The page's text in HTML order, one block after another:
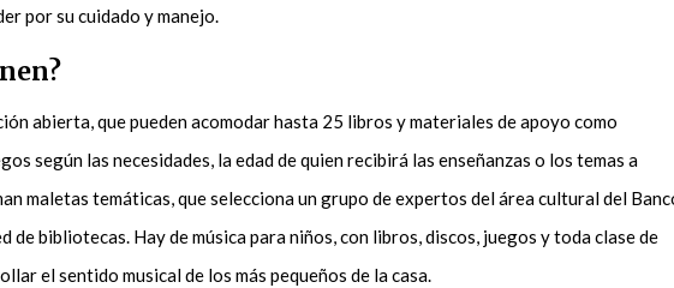
por su cuidado y manejo.
abierta, que pueden acomodar hasta 25 libros y materiales de apoyo como
según las necesidades, la edad de quien recibirá las enseñanzas o los temas a
maletas temáticas, que selecciona un grupo de expertos del área cultural del
de bibliotecas. Hay de música para niños, con libros, discos, juegos y toda clase de
el sentido musical de los más pequeños de la casa.